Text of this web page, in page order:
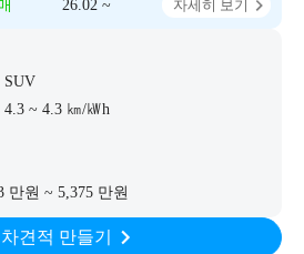
26.02 ~ 자세히 보기
SUV
4.3 ~ 4.3 ㎞/㎾h
만원 ~ 5,375 만원
견적 만들기